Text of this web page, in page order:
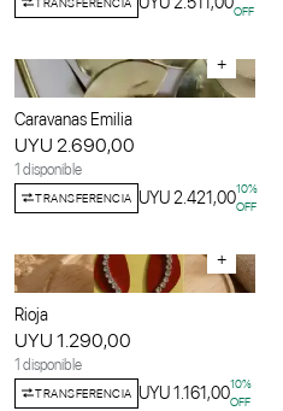
OFF
+
Caravanas Emilia
UYU 2.690,00
1 disponible
TRANSFERENCIA UYU 2.421,0010%
OFF
+
Rioja
UYU 1.290,00
1 disponible
TRANSFERENCIA UYU 1.161,0010%
OFF